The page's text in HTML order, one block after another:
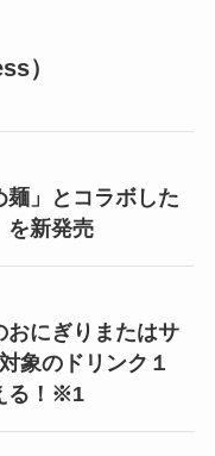
）
」とコラボした
を新発売
おにぎりまたはサ
象のドリンク１
る！※1